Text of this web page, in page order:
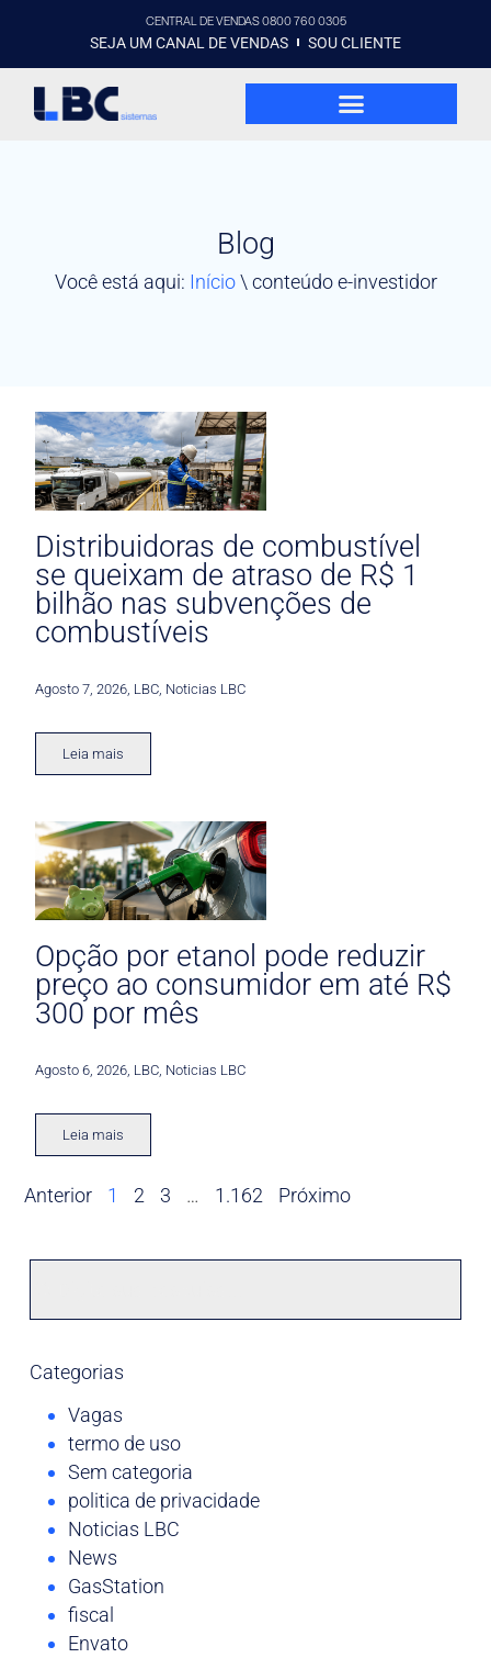
CENTRAL DE VENDAS 0800 760 0305
SEJA UM CANAL DE VENDAS SOU CLIENTE
Blog
Você está aqui: Início\ conteúdo e-investidor
Distribuidoras de combustível
se queixam de atraso de R$ 1
bilhão nas subvenções de
combustíveis
Agosto 7, 2026 LBC Noticias LBC
Leia mais
Opção por etanol pode reduzir
preço ao consumidor em até R$
300 por mês
Agosto 6, 2026 LBC Noticias LBC
Leia mais
Anterior 1 2 3 … 1.162 Próximo
Categorias
Vagas
termo de uso
Sem categoria
politica de privacidade
Noticias LBC
News
GasStation
fiscal
Envato